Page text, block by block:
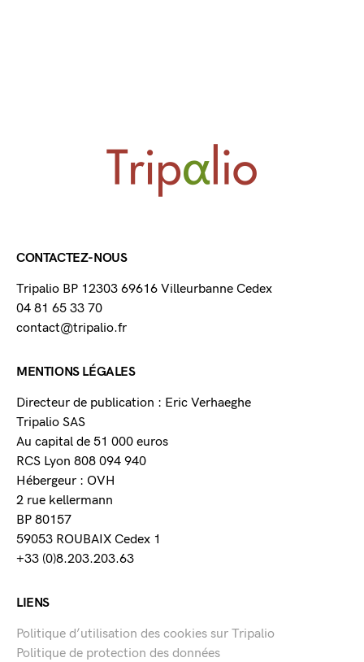
CONTACTEZ-NOUS
Tripalio BP 12303 69616 Villeurbanne Cedex
04 81 65 33 70
contact@tripalio.fr
MENTIONS LÉGALES
Directeur de publication : Eric Verhaeghe
Tripalio SAS
Au capital de 51 000 euros
RCS Lyon 808 094 940
Hébergeur : OVH
2 rue kellermann
BP 80157
59053 ROUBAIX Cedex 1
+33 (0)8.203.203.63
LIENS
Politique d’utilisation des cookies sur Tripalio
Politique de protection des données